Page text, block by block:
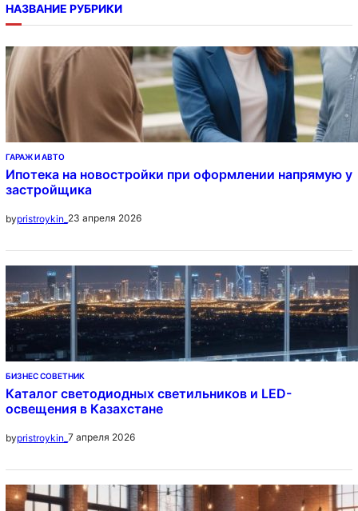
НАЗВАНИЕ РУБРИКИ
ГАРАЖ И АВТО
Ипотека на новостройки при оформлении напрямую у
застройщика
bypristroykin_ 23 апреля 2026
БИЗНЕС СОВЕТНИК
Каталог светодиодных светильников и LED-
освещения в Казахстане
bypristroykin_ 7 апреля 2026